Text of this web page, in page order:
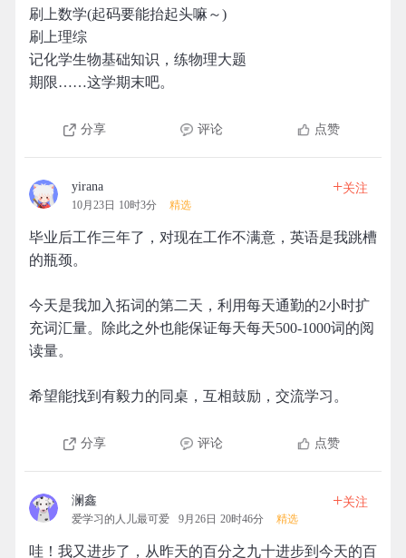
刷上数学(起码要能抬起头嘛～)
刷上理综
记化学生物基础知识，练物理大题
期限……这学期末吧。
分享 评论 点赞
yirana
10月23日 10时3分 精选
+关注
毕业后工作三年了，对现在工作不满意，英语是我跳槽
的瓶颈。
今天是我加入拓词的第二天，利用每天通勤的2小时扩
充词汇量。除此之外也能保证每天每天500-1000词的阅
读量。
希望能找到有毅力的同桌，互相鼓励，交流学习。
分享 评论 点赞
澜鑫
爱学习的人儿最可爱 9月26日 20时46分 精选
+关注
哇！我又进步了，从昨天的百分之九十进步到今天的百